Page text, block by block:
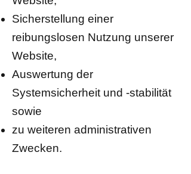
Sicherstellung einer
reibungslosen Nutzung unserer
Website,
Auswertung der
Systemsicherheit und -stabilität
sowie
zu weiteren administrativen
Zwecken.